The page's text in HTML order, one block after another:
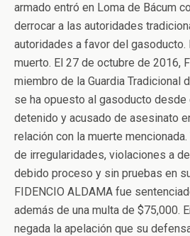
armado entró en Loma de Bácum
derrocar a las autoridades
autoridades a favor del gasoducto.
muerto. El 27 de octubre de 2016,
miembro de la Guardia Tradicional
se ha opuesto al gasoducto desde
detenido y acusado de asesinato
relación con la muerte
de irregularidades, violaciones a
debido proceso y sin pruebas en
FIDENCIO ALDAMA fue
además de una multa de $75,000.
negada la apelación que su